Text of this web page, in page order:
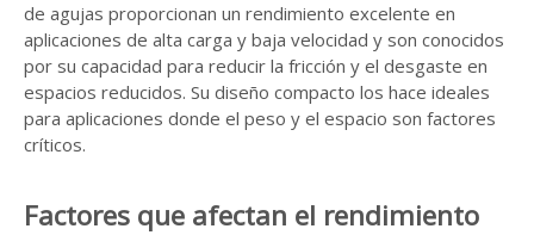
de agujas proporcionan un rendimiento excelente en
aplicaciones de alta carga y baja velocidad y son conocidos
por su capacidad para reducir la fricción y el desgaste en
espacios reducidos. Su diseño compacto los hace ideales
para aplicaciones donde el peso y el espacio son factores
críticos.
Factores que afectan el rendimiento